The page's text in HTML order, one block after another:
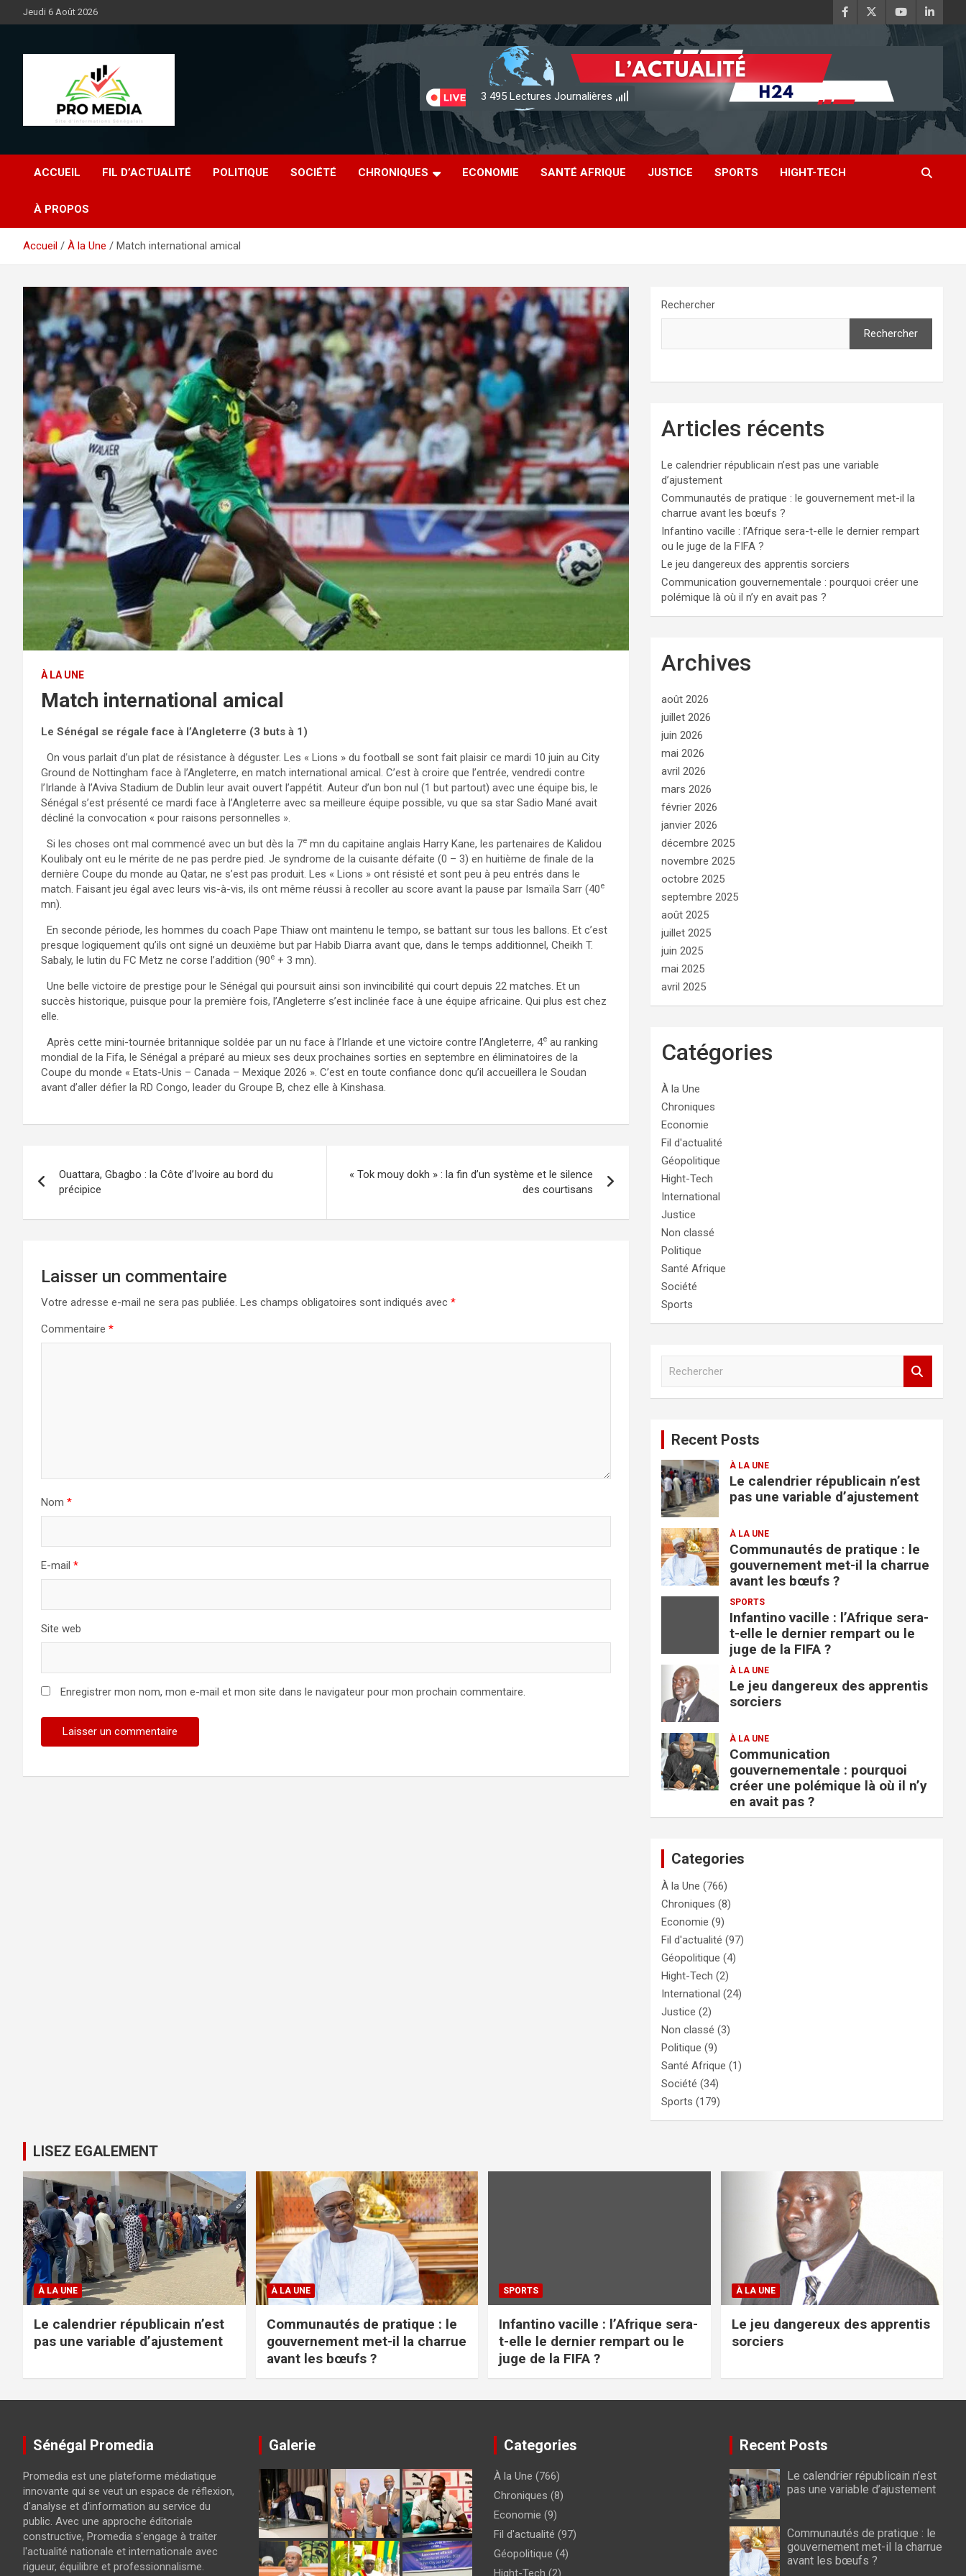
au
Jeudi 6 Août 2026
3 495Lectures Journalières
ACCUEIL FIL D’ACTUALITÉ POLITIQUE SOCIÉTÉ CHRONIQUES ECONOMIE SANTÉ AFRIQUE JUSTICE SPORTS HIGHT-TECH
À PROPOS
Accueil À la Une Match international amical
À LA UNE
Match international amical
Le Sénégal se régale face à l’Angleterre (3 buts à 1)
On vous parlait d’un plat de résistance à déguster. Les « Lions » du football se sont fait plaisir ce mardi 10 juin au City
Ground de Nottingham face à l’Angleterre, en match international amical. C’est à croire que l’entrée, vendredi contre
l’Irlande à l’Aviva Stadium de Dublin leur avait ouvert l’appétit. Auteur d’un bon nul (1 but partout) avec une équipe bis, le
Sénégal s’est présenté ce mardi face à l’Angleterre avec sa meilleure équipe possible, vu que sa star Sadio Mané avait
décliné la convocation « pour raisons personnelles ».
Si les choses ont mal commencé avec un but dès la 7e mn du capitaine anglais Harry Kane, les partenaires de Kalidou
Koulibaly ont eu le mérite de ne pas perdre pied. Je syndrome de la cuisante défaite (0 – 3) en huitième de finale de la
dernière Coupe du monde au Qatar, ne s’est pas produit. Les « Lions » ont résisté et sont peu à peu entrés dans le
match. Faisant jeu égal avec leurs vis-à-vis, ils ont même réussi à recoller au score avant la pause par Ismaïla Sarr (40e
mn).
En seconde période, les hommes du coach Pape Thiaw ont maintenu le tempo, se battant sur tous les ballons. Et c’est
presque logiquement qu’ils ont signé un deuxième but par Habib Diarra avant que, dans le temps additionnel, Cheikh T.
Sabaly, le lutin du FC Metz ne corse l’addition (90e + 3 mn).
Une belle victoire de prestige pour le Sénégal qui poursuit ainsi son invincibilité qui court depuis 22 matches. Et un
succès historique, puisque pour la première fois, l’Angleterre s’est inclinée face à une équipe africaine. Qui plus est chez
elle.
Après cette mini-tournée britannique soldée par un nu face à l’Irlande et une victoire contre l’Angleterre, 4e au ranking
mondial de la Fifa, le Sénégal a préparé au mieux ses deux prochaines sorties en septembre en éliminatoires de la
Coupe du monde « Etats-Unis – Canada – Mexique 2026 ». C’est en toute confiance donc qu’il accueillera le Soudan
avant d’aller défier la RD Congo, leader du Groupe B, chez elle à Kinshasa.
de
l’article
Ouattara, Gbagbo : la Côte d’Ivoire au bord du
précipice
« Tok mouy dokh » : la fin d’un système et le silence
des courtisans
Laisser un commentaire
Votre adresse e-mail ne sera pas publiée. Les champs obligatoires sont indiqués avec *
Commentaire *
Nom *
E-mail *
Site web
Enregistrer mon nom, mon e-mail et mon site dans le navigateur pour mon prochain commentaire.
Rechercher
Rechercher
Articles récents
Le calendrier républicain n’est pas une variable
d’ajustement
Communautés de pratique : le gouvernement met-il la
charrue avant les bœufs ?
Infantino vacille : l’Afrique sera-t-elle le dernier rempart
ou le juge de la FIFA ?
Le jeu dangereux des apprentis sorciers
Communication gouvernementale : pourquoi créer une
polémique là où il n’y en avait pas ?
Archives
août 2026
juillet 2026
juin 2026
mai 2026
avril 2026
mars 2026
février 2026
janvier 2026
décembre 2025
novembre 2025
octobre 2025
septembre 2025
août 2025
juillet 2025
juin 2025
mai 2025
avril 2025
Catégories
À la Une
Chroniques
Economie
Fil d'actualité
Géopolitique
Hight-Tech
International
Justice
Non classé
Politique
Santé Afrique
Société
Sports
c
h
e
r
Recent Posts
À LA UNE
Le calendrier républicain n’est
pas une variable d’ajustement
À LA UNE
Communautés de pratique : le
gouvernement met-il la charrue
avant les bœufs ?
SPORTS
Infantino vacille : l’Afrique sera-
t-elle le dernier rempart ou le
juge de la FIFA ?
À LA UNE
Le jeu dangereux des apprentis
sorciers
À LA UNE
Communication
gouvernementale : pourquoi
créer une polémique là où il n’y
en avait pas ?
Categories
À la Une (766)
Chroniques (8)
Economie (9)
Fil d'actualité (97)
Géopolitique (4)
Hight-Tech (2)
International (24)
Justice (2)
Non classé (3)
Politique (9)
Santé Afrique (1)
Société (34)
Sports (179)
LISEZ EGALEMENT
À LA UNE
Le calendrier républicain n’est
pas une variable d’ajustement
À LA UNE
Communautés de pratique : le
gouvernement met-il la charrue
avant les bœufs ?
SPORTS
Infantino vacille : l’Afrique sera-
t-elle le dernier rempart ou le
juge de la FIFA ?
À LA UNE
Le jeu dangereux des apprentis
sorciers
Sénégal Promedia
Promedia est une plateforme médiatique
innovante qui se veut un espace de réflexion,
d'analyse et d'information au service du
public. Avec une approche éditoriale
constructive, Promedia s'engage à traiter
l'actualité nationale et internationale avec
rigueur, équilibre et professionnalisme.
Galerie Categories
À la Une (766)
Chroniques (8)
Economie (9)
Fil d'actualité (97)
Géopolitique (4)
Hight-Tech (2)
Recent Posts
Le calendrier républicain n’est
pas une variable d’ajustement
Communautés de pratique : le
gouvernement met-il la charrue
avant les bœufs ?